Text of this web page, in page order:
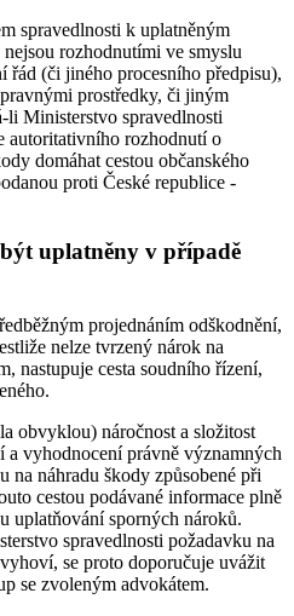
spravedlnosti k uplatněným
rozhodnutími ve smyslu
řád (či jiného procesního předpisu),
prostředky, či jiným
li Ministerstvo spravedlnosti
autoritativního rozhodnutí o
domáhat cestou občanského
proti České republice -
uplatněny v případě
projednáním odškodnění,
nelze tvrzený nárok na
nastupuje cesta soudního řízení,
obvyklou) náročnost a složitost
vyhodnocení právně významných
na náhradu škody způsobené při
cestou podávané informace plně
uplatňování sporných nároků.
spravedlnosti požadavku na
se proto doporučuje uvážit
se zvoleným advokátem.